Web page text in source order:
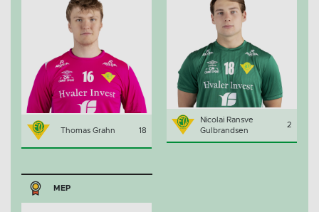
Thomas Grahn 18
Nicolai Ransve
Gulbrandsen
2
MEP